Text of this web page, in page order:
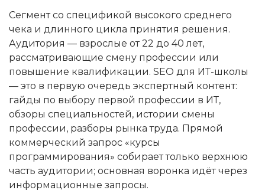
Сегмент со спецификой высокого среднего
чека и длинного цикла принятия решения.
Аудитория — взрослые от 22 до 40 лет,
рассматривающие смену профессии или
повышение квалификации. SEO для ИТ-школы
— это в первую очередь экспертный контент:
гайды по выбору первой профессии в ИТ,
обзоры специальностей, истории смены
профессии, разборы рынка труда. Прямой
коммерческий запрос «курсы
программирования» собирает только верхнюю
часть аудитории; основная воронка идёт через
информационные запросы.